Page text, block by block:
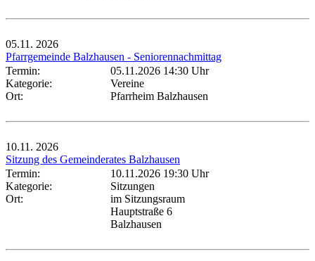
05.11. 2026
Pfarrgemeinde Balzhausen - Seniorennachmittag
Termin:
05.11.2026 14:30 Uhr
Kategorie:
Vereine
Ort:
Pfarrheim Balzhausen
10.11. 2026
Sitzung des Gemeinderates Balzhausen
Termin:
10.11.2026 19:30 Uhr
Kategorie:
Sitzungen
Ort:
im Sitzungsraum
Hauptstraße 6
Balzhausen